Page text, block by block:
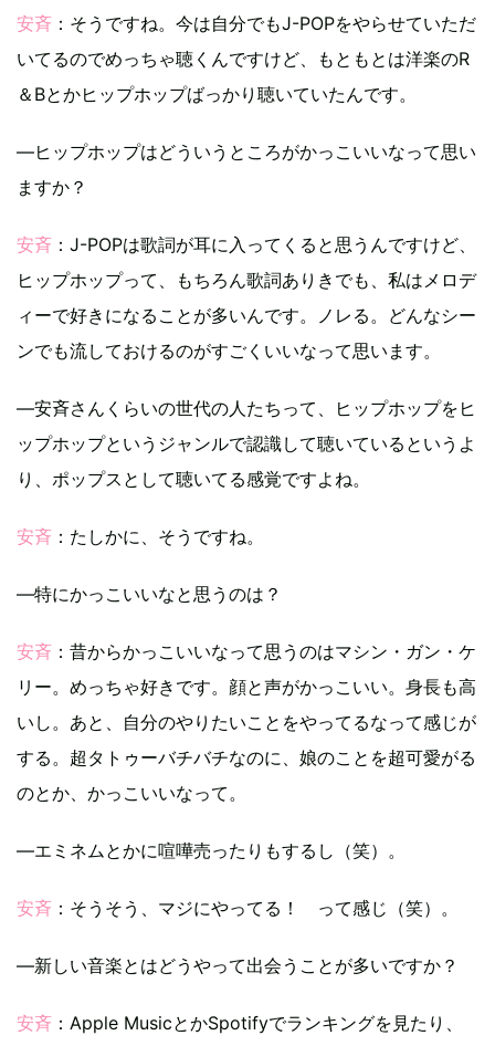
安斉 ：そうですね。今は自分でもJ-POPをやらせていただ
いてるのでめっちゃ聴くんですけど、もともとは洋楽のR
＆Bとかヒップホップばっかり聴いていたんです。
―ヒップホップはどういうところがかっこいいなって思い
ますか？
安斉 ：J-POPは歌詞が耳に入ってくると思うんですけど、
ヒップホップって、もちろん歌詞ありきでも、私はメロデ
ィーで好きになることが多いんです。ノレる。どんなシー
ンでも流しておけるのがすごくいいなって思います。
―安斉さんくらいの世代の人たちって、ヒップホップをヒ
ップホップというジャンルで認識して聴いているというよ
り、ポップスとして聴いてる感覚ですよね。
安斉 ：たしかに、そうですね。
―特にかっこいいなと思うのは？
安斉 ：昔からかっこいいなって思うのはマシン・ガン・ケ
リー。めっちゃ好きです。顔と声がかっこいい。身長も高
いし。あと、自分のやりたいことをやってるなって感じが
する。超タトゥーバチバチなのに、娘のことを超可愛がる
のとか、かっこいいなって。
―エミネムとかに喧嘩売ったりもするし（笑）。
安斉 ：そうそう、マジにやってる！ って感じ（笑）。
―新しい音楽とはどうやって出会うことが多いですか？
安斉 ：Apple MusicとかSpotifyでランキングを見たり、